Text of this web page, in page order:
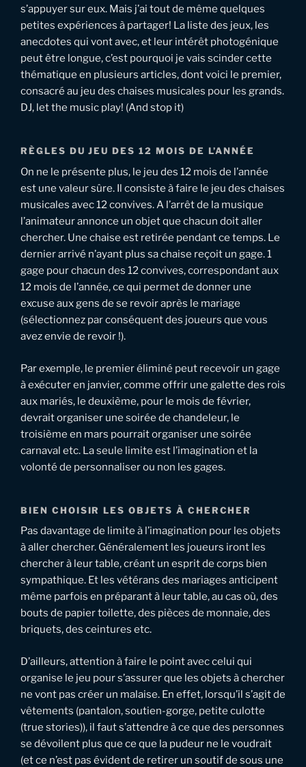
s’appuyer sur eux. Mais j’ai tout de même quelques
petites expériences à partager! La liste des jeux, les
anecdotes qui vont avec, et leur intérêt photogénique
peut être longue, c’est pourquoi je vais scinder cette
thématique en plusieurs articles, dont voici le premier,
consacré au jeu des chaises musicales pour les grands.
DJ, let the music play! (And stop it)
RÈGLES DU JEU DES 12 MOIS DE L’ANNÉE
On ne le présente plus, le jeu des 12 mois de l’année
est une valeur sûre. Il consiste à faire le jeu des chaises
musicales avec 12 convives. A l’arrêt de la musique
l’animateur annonce un objet que chacun doit aller
chercher. Une chaise est retirée pendant ce temps. Le
dernier arrivé n’ayant plus sa chaise reçoit un gage. 1
gage pour chacun des 12 convives, correspondant aux
12 mois de l’année, ce qui permet de donner une
excuse aux gens de se revoir après le mariage
(sélectionnez par conséquent des joueurs que vous
avez envie de revoir !).
Par exemple, le premier éliminé peut recevoir un gage
à exécuter en janvier, comme offrir une galette des rois
aux mariés, le deuxième, pour le mois de février,
devrait organiser une soirée de chandeleur, le
troisième en mars pourrait organiser une soirée
carnaval etc. La seule limite est l’imagination et la
volonté de personnaliser ou non les gages.
BIEN CHOISIR LES OBJETS À CHERCHER
Pas davantage de limite à l’imagination pour les objets
à aller chercher. Généralement les joueurs iront les
chercher à leur table, créant un esprit de corps bien
sympathique. Et les vétérans des mariages anticipent
même parfois en préparant à leur table, au cas où, des
bouts de papier toilette, des pièces de monnaie, des
briquets, des ceintures etc.
D’ailleurs, attention à faire le point avec celui qui
organise le jeu pour s’assurer que les objets à chercher
ne vont pas créer un malaise. En effet, lorsqu’il s’agit de
vêtements (pantalon, soutien-gorge, petite culotte
(true stories)), il faut s’attendre à ce que des personnes
se dévoilent plus que ce que la pudeur ne le voudrait
(et ce n’est pas évident de retirer un soutif de sous une